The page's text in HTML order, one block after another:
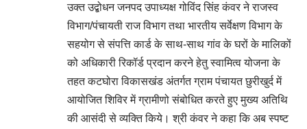
उक्त उद्बोधन जनपद उपाध्यक्ष गोविंद सिंह कंवर ने राजस्व
विभाग/पंचायती राज विभाग तथा भारतीय सर्वेक्षण विभाग के
सहयोग से संपत्ति कार्ड के साथ-साथ गांव के घरों के मालिकों
को अधिकारी रिकॉर्ड प्रदान करने हेतु स्वामित्व योजना के
तहत कटघोरा विकासखंड अंतर्गत ग्राम पंचायत छुरीखुर्द में
आयोजित शिविर में ग्रामीणो संबोधित करते हुए मुख्य अतिथि
की आसंदी से व्यक्ति किये। श्री कंवर ने कहा कि अब स्पष्ट